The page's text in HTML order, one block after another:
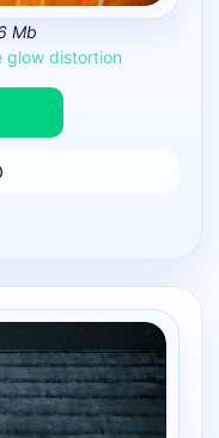
Mb
glow distortion